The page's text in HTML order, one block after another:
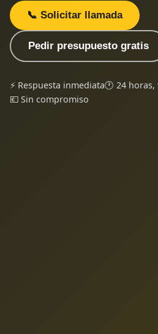
📞 Solicitar llamada
Pedir presupuesto gratis
⚡ Respuesta inmediata🕐 24
💶 Sin compromiso